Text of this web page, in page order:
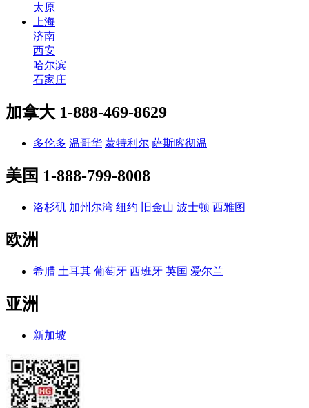
太原
上海
济南
西安
哈尔滨
石家庄
加拿大 1-888-469-8629
多伦多 温哥华 蒙特利尔 萨斯喀彻温
美国 1-888-799-8008
洛杉矶 加州尔湾 纽约 旧金山 波士顿 西雅图
欧洲
希腊 土耳其 葡萄牙 西班牙 英国 爱尔兰
亚洲
新加坡